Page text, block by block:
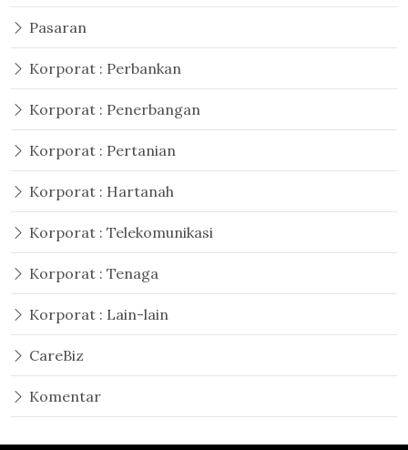
Pasaran
Korporat : Perbankan
Korporat : Penerbangan
Korporat : Pertanian
Korporat : Hartanah
Korporat : Telekomunikasi
Korporat : Tenaga
Korporat : Lain-lain
CareBiz
Komentar